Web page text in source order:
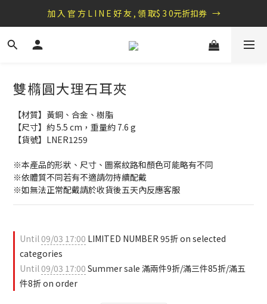
盛夏祭典：全館滿1000折100，滿2000贈『自粘式多功能包巾』
加 入 官 方 L I N E 好 友 , 領 取$ 3 0元折扣券   →
盛夏祭典：全館滿1000折100，滿2000贈『自粘式多功能包巾』
雙橢圓大理石耳夾
【材質】黃銅、合金、樹脂
【尺寸】約 5.5 cm，重量約 7.6 g
【貨號】LNER1259
※本產品的形狀、尺寸、圖案紋路和顏色可能略有不同
※依體質不同若有不適請勿持續配戴
※如無法正常配戴請於收貨後五天內反應客服
Until09/03 17:00 LIMITED NUMBER 95折 on selected
categories
Until09/03 17:00 Summer sale 滿兩件9折/滿三件85折/滿五
件8折 on order